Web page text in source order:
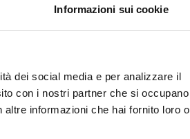
Informazioni sui cookie
dei social media e per analizzare il
con i nostri partner che si occupano
informazioni che hai fornito loro o